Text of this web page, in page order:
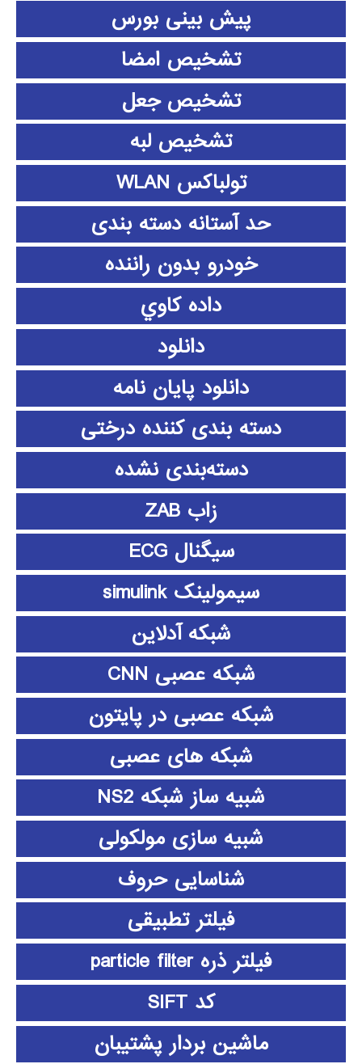
پیش بینی بورس
تشخیص امضا
تشخیص جعل
تشخیص لبه
تولباکس WLAN
حد آستانه دسته بندی
خودرو بدون راننده
داده كاوي
دانلود
دانلود پايان نامه
دسته بندی کننده درختی
دسته‌بندی نشده
زاب ZAB
سیگنال ECG
سیمولینک simulink
شبکه آدلاین
شبکه عصبی CNN
شبکه عصبی در پایتون
شبکه های عصبی
شبیه ساز شبکه NS2
شبیه سازی مولکولی
شناسایی حروف
فیلتر تطبیقی
فیلتر ذره particle filter
کد SIFT
ماشین بردار پشتیبان